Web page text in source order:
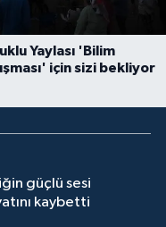
Yaylası 'Bilim
için sizi bekliyor
güçlü sesi
kaybetti